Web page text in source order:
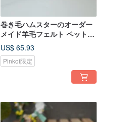
巻き毛ハムスターのオーダー
メイド羊毛フェルト ペットオ
ーダー フィギュア
US$ 65.93
Pinkoi限定